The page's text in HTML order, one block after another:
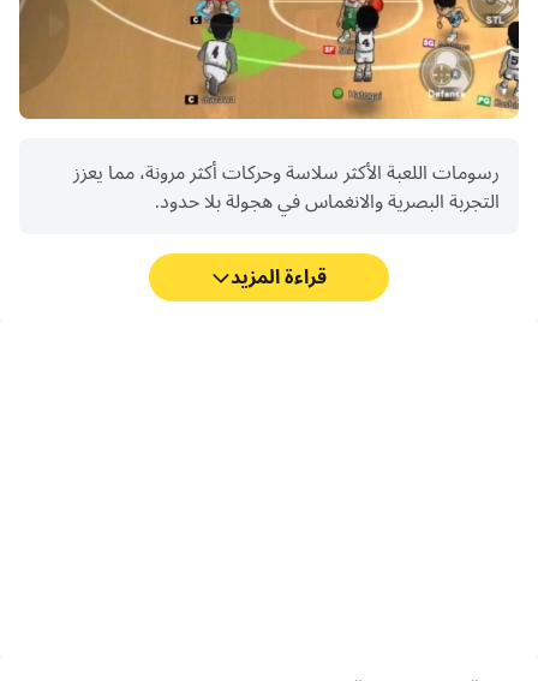
رسومات اللعبة الأكثر سلاسة وحركات أكثر مرونة، مما يعزز
التجربة البصرية والانغماس في هجولة بلا حدود.
قراءة المزيد